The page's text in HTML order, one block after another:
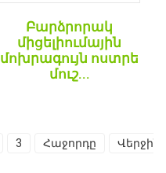
Բարձրորակ
միցելիումային
մոխրագույն ոստրե
մուշ...
3 Հաջորդը Վերջին